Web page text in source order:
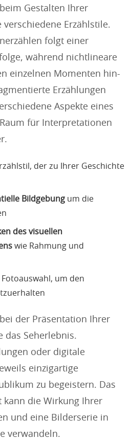
Gestalten Ihrer
Erzählstile.
folgt einer
während nichtlineare
einzelnen Momenten hin-
Erzählungen
Aspekte eines
für Interpretationen
der zu Ihrer Geschichte
Bildgebung um die
des visuellen
wie Rahmung und
um den
der Präsentation Ihrer
das Seherlebnis.
oder digitale
einzigartige
zu begeistern. Das
kann die Wirkung Ihrer
und eine Bilderserie in
verwandeln.